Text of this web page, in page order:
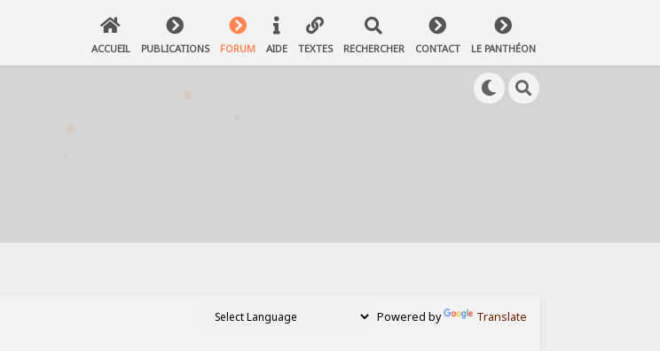
ACCUEIL PUBLICATIONS FORUM AIDE TEXTES RECHERCHER CONTACT LE PANTHÉON
Powered by Translate